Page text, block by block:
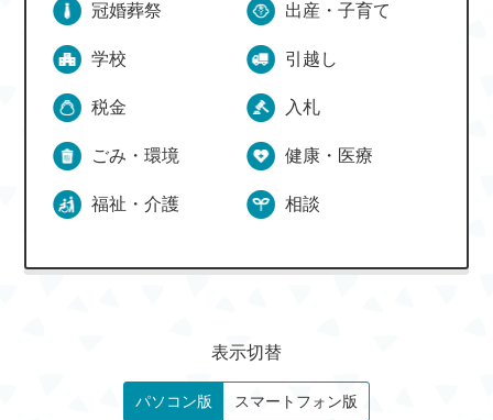
冠婚葬祭 出産・子育て
学校 引越し
税金 入札
ごみ・環境 健康・医療
福祉・介護 相談
表示切替
パソコン版 スマートフォン版